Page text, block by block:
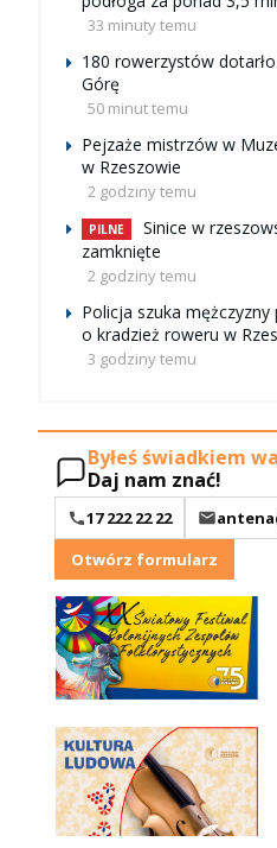
33 minuty temu
180 rowerzystów
Górę
50 minut temu
Pejzaże mistrzów w
w Rzeszowie
2 godziny temu
PILNE
Sinice w
zamknięte
2 godziny temu
Policja szuka
o kradzież roweru w
3 godziny temu
Byłeś świadkiem
Daj nam znać!
17 222 22 22
Otwórz formularz